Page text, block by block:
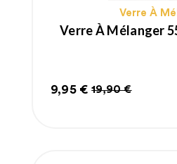
Verre À
Prix
9,95 €
Prix
19,90 €